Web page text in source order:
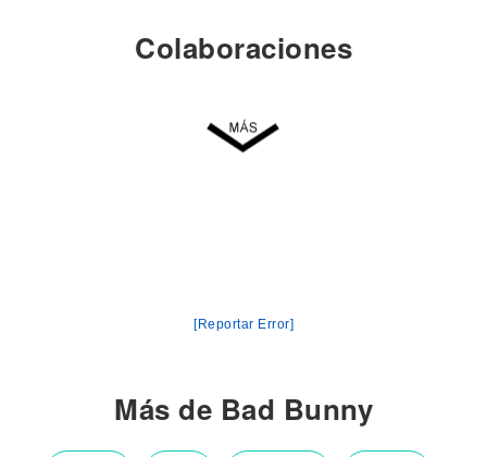
Colaboraciones
[Reportar Error]
Más de Bad Bunny